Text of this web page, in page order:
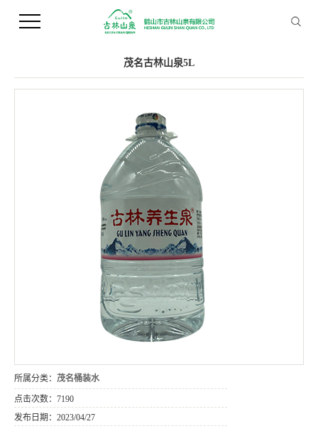
您当前的位置 ： 首 页>>产品中心>>桶装水
茂名古林山泉5L
所属分类： 茂名桶装水
点击次数： 7190
发布日期： 2023/04/27